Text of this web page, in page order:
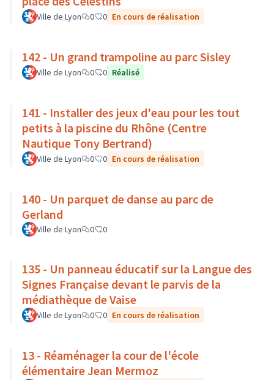
Ville de Lyon 0 0 En cours de réalisation
142 - Un grand trampoline au parc Sisley
Ville de Lyon 0 0 Réalisé
141 - Installer des jeux d'eau pour les tout
petits à la piscine du Rhône (Centre
Nautique Tony Bertrand)
Ville de Lyon 0 0 En cours de réalisation
140 - Un parquet de danse au parc de
Gerland
Ville de Lyon 0 0
135 - Un panneau éducatif sur la Langue des
Signes Française devant le parvis de la
médiathèque de Vaise
Ville de Lyon 0 0 En cours de réalisation
13 - Réaménager la cour de l'école
élémentaire Jean Mermoz